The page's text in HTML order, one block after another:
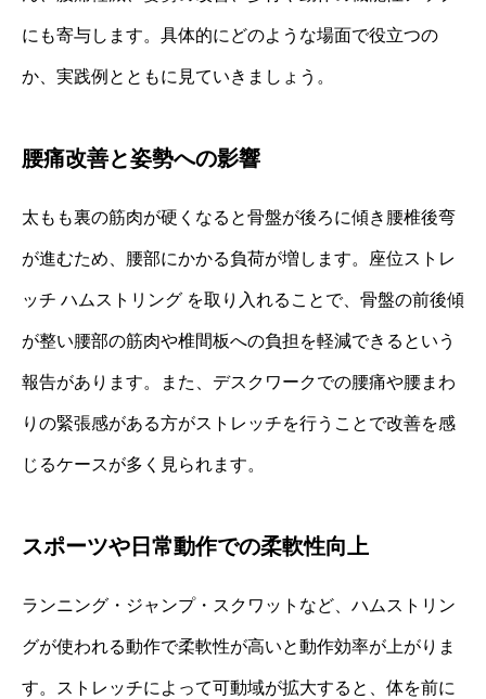
にも寄与します。具体的にどのような場面で役立つの
か、実践例とともに見ていきましょう。
腰痛改善と姿勢への影響
太もも裏の筋肉が硬くなると骨盤が後ろに傾き腰椎後弯
が進むため、腰部にかかる負荷が増します。座位ストレ
ッチ ハムストリング を取り入れることで、骨盤の前後傾
が整い腰部の筋肉や椎間板への負担を軽減できるという
報告があります。また、デスクワークでの腰痛や腰まわ
りの緊張感がある方がストレッチを行うことで改善を感
じるケースが多く見られます。
スポーツや日常動作での柔軟性向上
ランニング・ジャンプ・スクワットなど、ハムストリン
グが使われる動作で柔軟性が高いと動作効率が上がりま
す。ストレッチによって可動域が拡大すると、体を前に